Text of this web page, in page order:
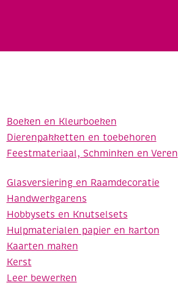
Boeken en Kleurboeken
Dierenpakketten en toebehoren
Feestmateriaal, Schminken en Veren
Glasversiering en Raamdecoratie
Handwerkgarens
Hobbysets en Knutselsets
Hulpmaterialen papier en karton
Kaarten maken
Kerst
Leer bewerken